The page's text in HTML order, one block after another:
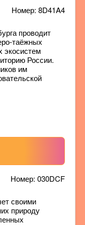
Номер: 8D41A4
проводит
таёжных
экосистем
России.
им
Номер: 030DCF
своими
природу